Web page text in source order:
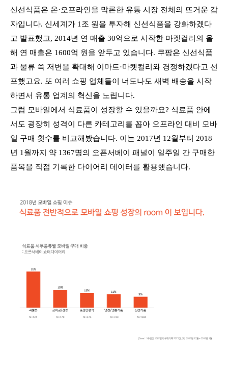
신선식품은 온·오프라인을 막론한 유통 시장 전체의 뜨거운 감
자입니다. 신세계가 1조 원을 투자해 신선식품을 강화하겠다
고 발표했고, 2014년 연 매출 30억으로 시작한 마켓컬리의 올
해 연 매출은 1600억 원을 앞두고 있습니다. 쿠팡은 신선식품
과 물류 쪽 저변을 확대해 이마트·마켓컬리와 경쟁하겠다고 선
포했고요. 또 여러 쇼핑 업체들이 너도나도 새벽 배송을 시작
하면서 유통 업계의 혁신을 노립니다.
그럼 모바일에서 식료품이 성장할 수 있을까요? 식료품 안에
서도 굉장히 성격이 다른 카테고리를 꼽아 오프라인 대비 모바
일 구매 횟수를 비교해봤습니다. 이는 2017년 12월부터 2018
년 1월까지 약 1367명의 오픈서베이 패널이 일주일 간 구매한
품목을 직접 기록한 다이어리 데이터를 활용했습니다.